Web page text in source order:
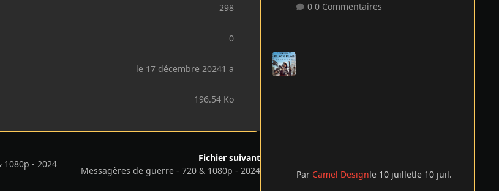
298
0
le 17 décembre 20241 a
196.54 Ko
1080p - 2024
Fichier suivant
Messagères de guerre - 720 & 1080p - 2024
0 Commentaires
Par Camel Designle 10 juilletle 10 juil.